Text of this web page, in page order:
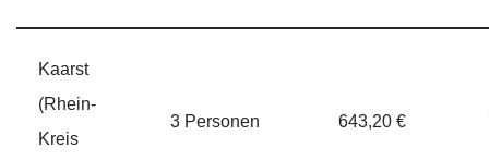
Kaarst
(Rhein-
Kreis
3 Personen 643,20 €